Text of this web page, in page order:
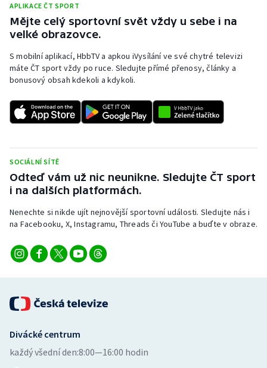
APLIKACE ČT SPORT
Mějte celý sportovní svět vždy u sebe i na
velké obrazovce.
S mobilní aplikací, HbbTV a apkou iVysílání ve své chytré televizi
máte ČT sport vždy po ruce. Sledujte přímé přenosy, články a
bonusový obsah kdekoli a kdykoli.
SOCIÁLNÍ SÍTĚ
Odteď vám už nic neunikne. Sledujte ČT sport
i na dalších platformách.
Nenechte si nikde ujít nejnovější sportovní události. Sledujte nás i
na Facebooku, X, Instagramu, Threads či YouTube a buďte v obraze.
Divácké centrum
každý všední den:8:00—16:00 hodin